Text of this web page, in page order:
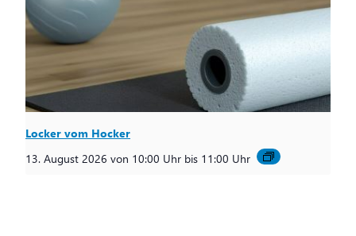
Locker vom Hocker
13. August 2026 von 10:00 Uhr bis 11:00 Uhr